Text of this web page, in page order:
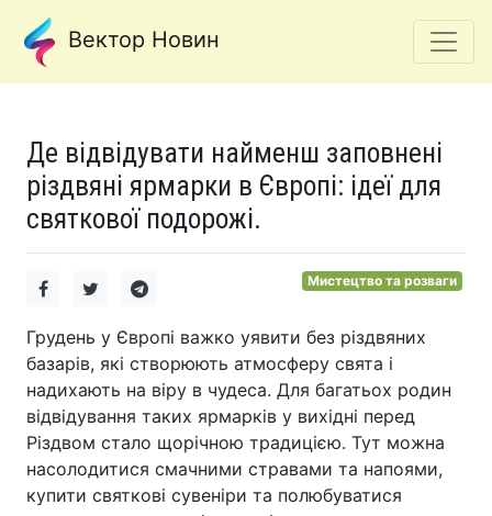
Вектор Новин
Де відвідувати найменш заповнені
різдвяні ярмарки в Європі: ідеї для
святкової подорожі.
Мистецтво та розваги
Грудень у Європі важко уявити без різдвяних
базарів, які створюють атмосферу свята і
надихають на віру в чудеса. Для багатьох родин
відвідування таких ярмарків у вихідні перед
Різдвом стало щорічною традицією. Тут можна
насолодитися смачними стравами та напоями,
купити святкові сувеніри та полюбуватися